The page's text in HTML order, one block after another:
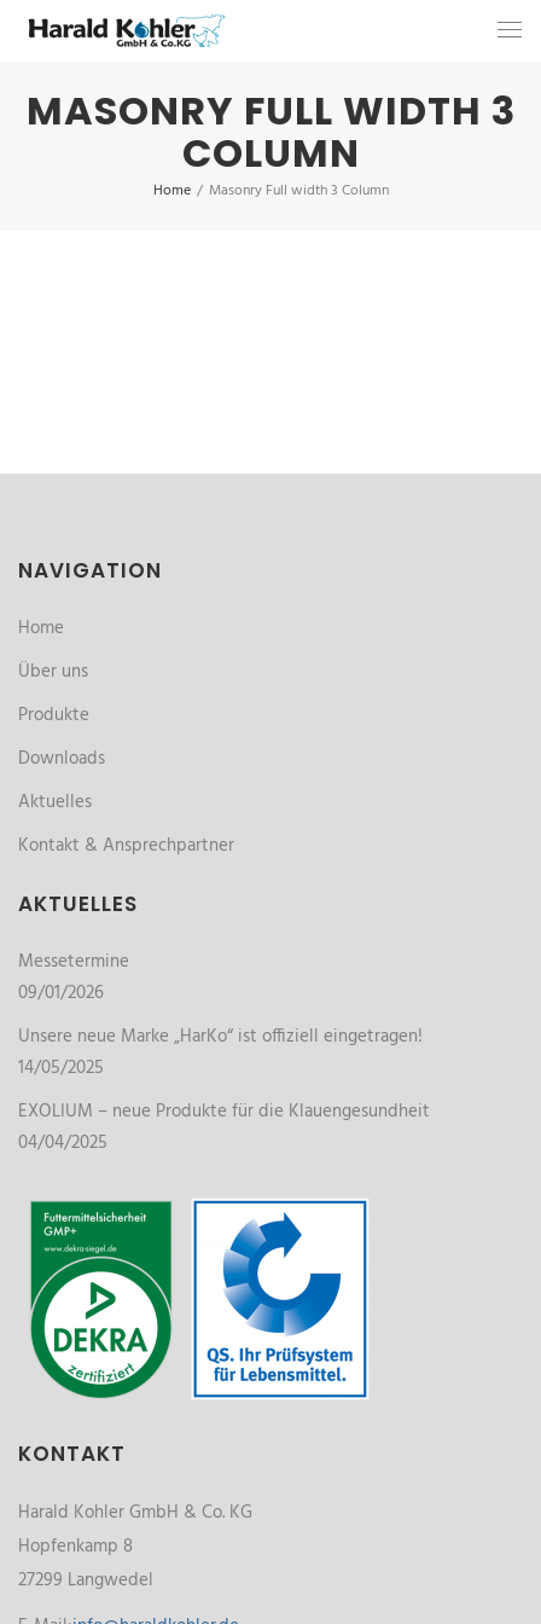
MASONRY FULL WIDTH 3
COLUMN
Home / Masonry Full width 3 Column
NAVIGATION
Home
Über uns
Produkte
Downloads
Aktuelles
Kontakt & Ansprechpartner
AKTUELLES
Messetermine
09/01/2026
Unsere neue Marke „HarKo“ ist offiziell eingetragen!
14/05/2025
EXOLIUM – neue Produkte für die Klauengesundheit
04/04/2025
KONTAKT
Harald Kohler GmbH & Co. KG
Hopfenkamp 8
27299 Langwedel